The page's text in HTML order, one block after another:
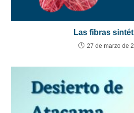
Las fibras
27 de marzo de